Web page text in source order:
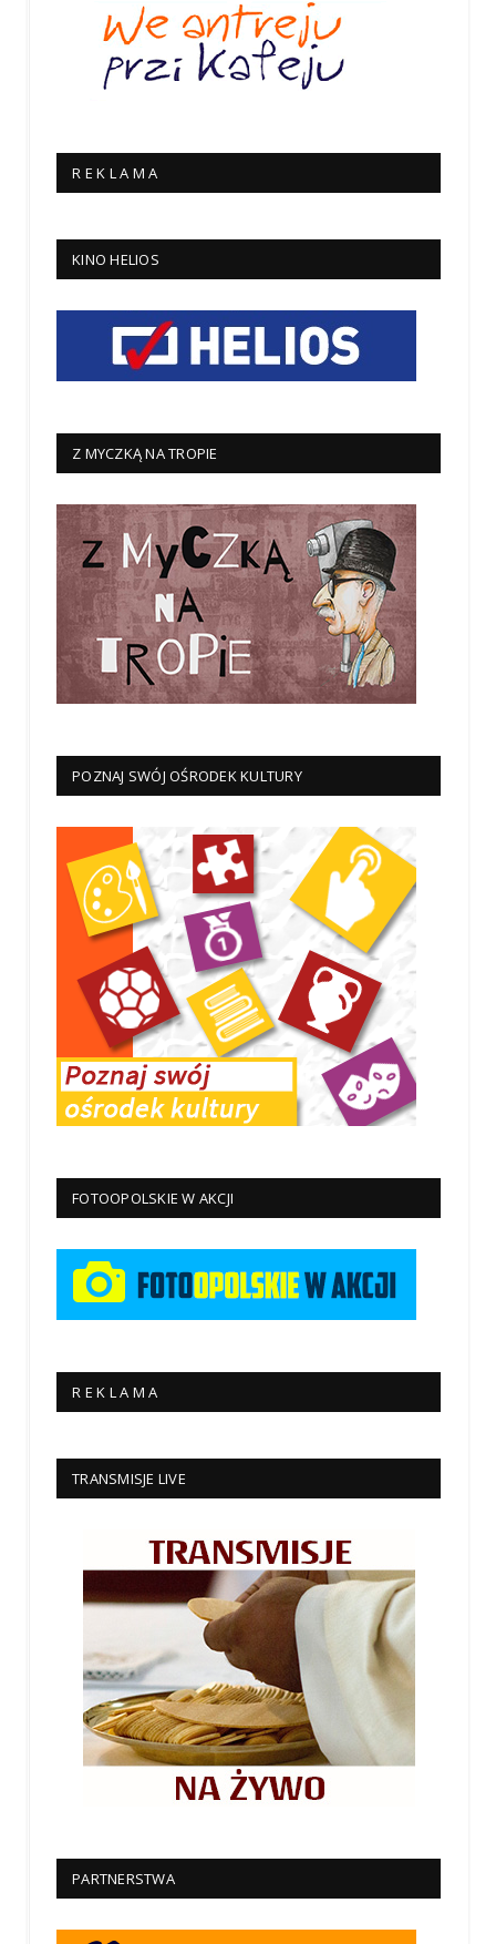
R E K L A M A
KINO HELIOS
Z MYCZKĄ NA TROPIE
POZNAJ SWÓJ OŚRODEK KULTURY
FOTOOPOLSKIE W AKCJI
R E K L A M A
TRANSMISJE LIVE
PARTNERSTWA